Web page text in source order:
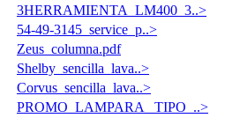
3HERRAMIENTA_LM400_3..>
54-49-3145_service_p..>
Zeus_columna.pdf
Shelby_sencilla_lava..>
Corvus_sencilla_lava..>
PROMO_LAMPARA _TIPO_..>